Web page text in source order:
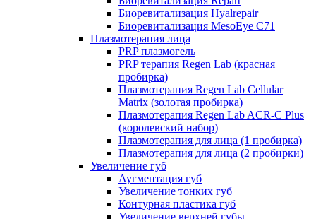
Биоревитализация Hyalrepair
Биоревитализация MesoEye C71
Плазмотерапия лица
PRP плазмогель
PRP терапия Regen Lab (красная
пробирка)
Плазмотерапия Regen Lab Cellular
Matrix (золотая пробирка)
Плазмотерапия Regen Lab ACR-C Plus
(королевский набор)
Плазмотерапия для лица (1 пробирка)
Плазмотерапия для лица (2 пробирки)
Увеличение губ
Аугментация губ
Увеличение тонких губ
Контурная пластика губ
Увеличение верхней губы